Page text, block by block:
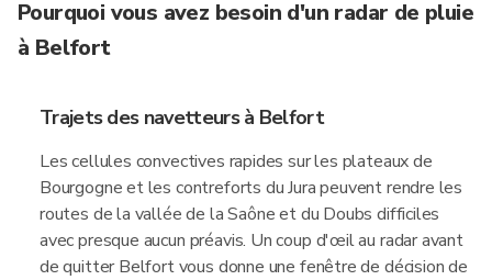
Pourquoi vous avez besoin d'un radar de pluie
à Belfort
Trajets des navetteurs à Belfort
Les cellules convectives rapides sur les plateaux de
Bourgogne et les contreforts du Jura peuvent rendre les
routes de la vallée de la Saône et du Doubs difficiles
avec presque aucun préavis. Un coup d'œil au radar avant
de quitter Belfort vous donne une fenêtre de décision de